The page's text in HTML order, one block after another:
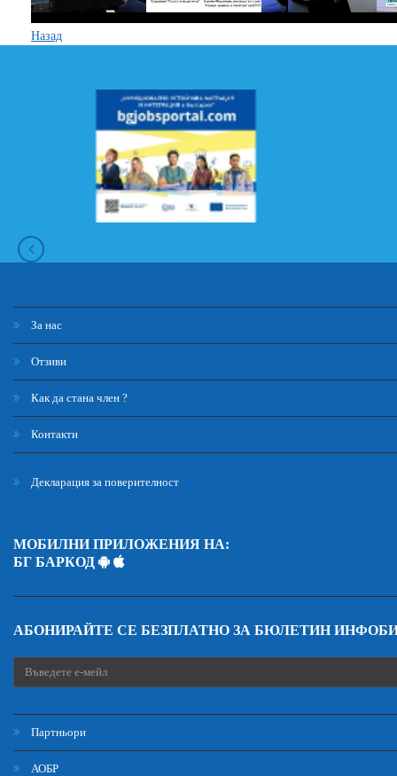
Назад
За нас
Отзиви
Как да стана член ?
Контакти
Декларация за поверителност
МОБИЛНИ ПРИЛОЖЕНИЯ НА:
БГ БАРКОД
АБОНИРАЙТЕ СЕ БЕЗПЛАТНО ЗА БЮЛЕТИН
Партньори
АОБР